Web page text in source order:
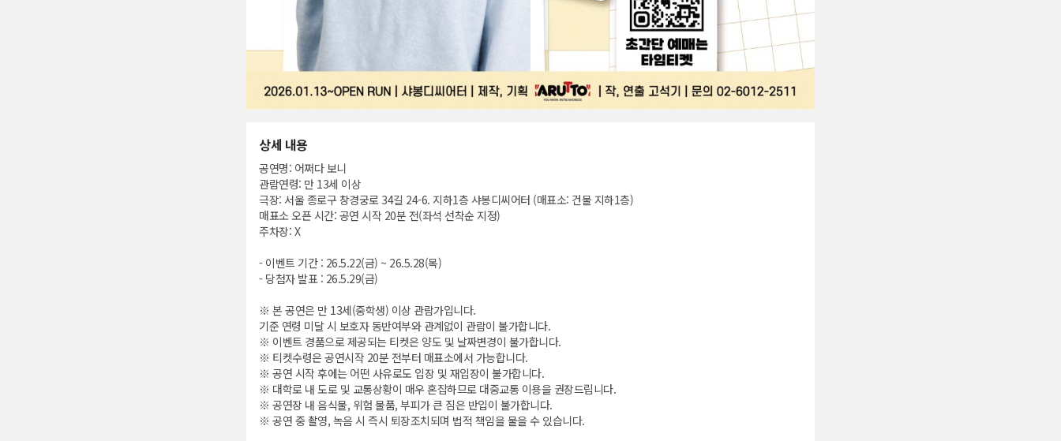
상세 내용
공연명: 어쩌다 보니
관람연령: 만 13세 이상
극장: 서울 종로구 창경궁로 34길 24-6. 지하1층 샤봉디씨어터 (매표소: 건물 지하1층)
매표소 오픈 시간: 공연 시작 20분 전(좌석 선착순 지정)
주차장: X
- 이벤트 기간 : 26.5.22(금) ~ 26.5.28(목)
- 당첨자 발표 : 26.5.29(금)
※ 본 공연은 만 13세(중학생) 이상 관람가입니다.
기준 연령 미달 시 보호자 동반여부와 관계없이 관람이 불가합니다.
※ 이벤트 경품으로 제공되는 티켓은 양도 및 날짜변경이 불가합니다.
※ 티켓수령은 공연시작 20분 전부터 매표소에서 가능합니다.
※ 공연 시작 후에는 어떤 사유로도 입장 및 재입장이 불가합니다.
※ 대학로 내 도로 및 교통상황이 매우 혼잡하므로 대중교통 이용을 권장드립니다.
※ 공연장 내 음식물, 위험 물품, 부피가 큰 짐은 반입이 불가합니다.
※ 공연 중 촬영, 녹음 시 즉시 퇴장조치되며 법적 책임을 물을 수 있습니다.